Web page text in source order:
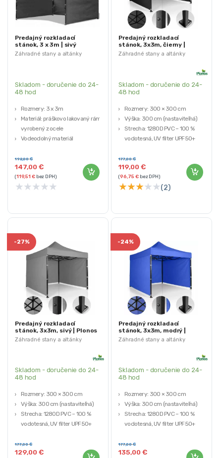
Záhradné stany a altánky
Predajný rozkladací
stánok, 3 x 3m | sivý
Skladom - doručenie do 24-
48 hod
Rozmery: 3 x 3m
Materiál: práškovo lakovaný rám,
vyrobený z ocele
Vodeodolný materiál
Farba: sivá
147,00€
192,00€
(119,51€bez DPH)
★★★★★
Záhradné stany a altánky
Predajný rozkladací
stánok, 3x3m, čierny |
Plonos
Skladom - doručenie do 24-
48 hod
Rozmery: 300 × 300 cm
Výška: 300 cm (nastaviteľná)
Strecha: 1280D PVC – 100 %
vodotesná, UV filter UPF50+
vodotesné, UV filter UPF 40+
Konštrukcia: oceľová,
kladivkovaná
119,00€
177,00€
(96,75€bez DPH)
★★★★★(2)
Záhradné stany a altánky
-27%
Predajný rozkladací
stánok, 3x3m, sivý | Plonos
Skladom - doručenie do 24-
48 hod
Rozmery: 300 × 300 cm
Výška: 300 cm (nastaviteľná)
Strecha: 1280D PVC – 100 %
vodotesná, UV filter UPF50+
vodotesné, UV filter UPF 40+
Konštrukcia: oceľová,
129,00€
177,00€
Záhradné stany a altánky
-24%
Predajný rozkladací
stánok, 3x3m, modrý |
Plonos
Skladom - doručenie do 24-
48 hod
Rozmery: 300 × 300 cm
Výška: 300 cm (nastaviteľná)
Strecha: 1280D PVC – 100 %
vodotesná, UV filter UPF50+
vodotesné, UV filter UPF 40+
Konštrukcia: oceľová,
135,00€
177,00€